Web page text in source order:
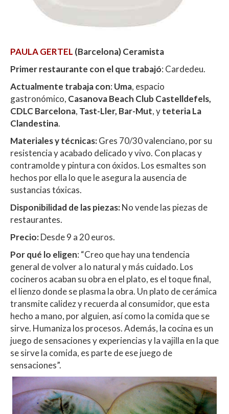
PAULA GERTEL (Barcelona) Ceramista
Primer restaurante con el que trabajó: Cardedeu.
Actualmente trabaja con: Uma, espacio
gastronómico, Casanova Beach Club Castelldefels,
CDLC Barcelona, Tast-Ller, Bar-Mut, yteteria La
Clandestina.
Materiales y técnicas:Gres 70/30 valenciano, por su
resistencia y acabado delicado y vivo. Con placas y
contramolde y pintura con óxidos. Los esmaltes son
hechos por ella lo que le asegura la ausencia de
sustancias tóxicas.
Disponibilidad de las piezas:No vende las piezas de
restaurantes.
Precio:Desde 9 a 20 euros.
Por qué lo eligen: “Creo que hay una tendencia
general de volver a lo natural y más cuidado. Los
cocineros acaban su obra en el plato, es el toque final,
el lienzo donde se plasma la obra. Un plato de cerámica
transmite calidez y recuerda al consumidor, que esta
hecho a mano, por alguien, así como la comida que se
sirve. Humaniza los procesos. Además, la cocina es un
juego de sensaciones y experiencias y la vajilla en la que
se sirve la comida, es parte de ese juego de
sensaciones”.